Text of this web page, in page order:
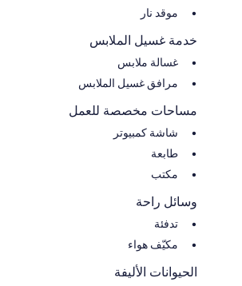
موقد نار
خدمة غسيل الملابس
غسالة ملابس
مرافق غسيل الملابس
مساحات مخصصة للعمل
شاشة كمبيوتر
طابعة
مكتب
وسائل راحة
تدفئة
مكيّف هواء
الحيوانات الأليفة